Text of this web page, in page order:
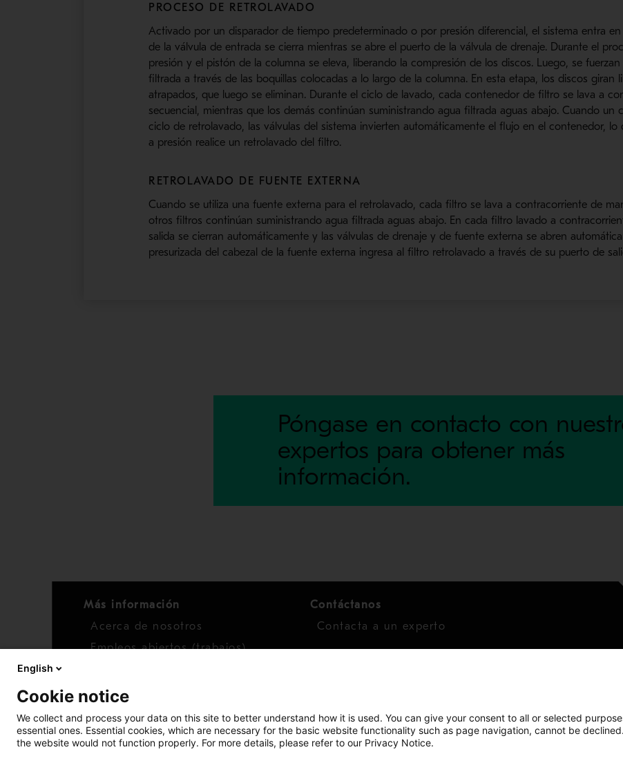
PROCESO DE RETROLAVADO
Activado por un disparador de tiempo predeterminado o por presión diferencial, el sistema entra
de la válvula de entrada se cierra mientras se abre el puerto de la válvula de drenaje. Durante el
presión y el pistón de la columna se eleva, liberando la compresión de los discos. Luego, se
filtrada a través de las boquillas colocadas a lo largo de la columna. En esta etapa, los discos giran
atrapados, que luego se eliminan. Durante el ciclo de lavado, cada contenedor de filtro se lava a
secuencial, mientras que los demás continúan suministrando agua filtrada aguas abajo. Cuando un
ciclo de retrolavado, las válvulas del sistema invierten automáticamente el flujo en el contenedor,
a presión realice un retrolavado del filtro.
RETROLAVADO DE FUENTE EXTERNA
Cuando se utiliza una fuente externa para el retrolavado, cada filtro se lava a contracorriente de
otros filtros continúan suministrando agua filtrada aguas abajo. En cada filtro lavado a
salida se cierran automáticamente y las válvulas de drenaje y de fuente externa se abren
presurizada del cabezal de la fuente externa ingresa al filtro retrolavado a través de su puerto de
Póngase en contacto con
expertos para obtener más
información.
Más información
Acerca de nosotros
Empleos abiertos (trabajos)
Contáctanos
Contacta a un experto
Finanzas
Acciones
English
Cookie notice
We collect and process your data on this site to better understand how it is used. You can give your consent to all or selected
essential ones. Essential cookies, which are necessary for the basic website functionality such as page navigation, cannot be
the website would not function properly. For more details, please refer to our Privacy Notice.